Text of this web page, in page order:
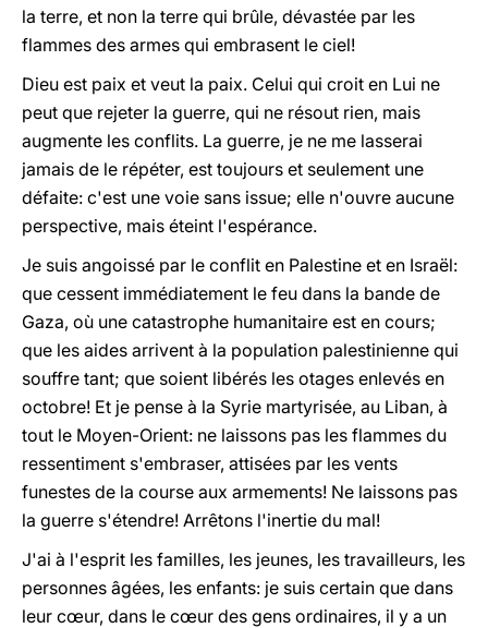
la terre, et non la terre qui brûle, dévastée par les
flammes des armes qui embrasent le ciel!
Dieu est paix et veut la paix. Celui qui croit en Lui ne
peut que rejeter la guerre, qui ne résout rien, mais
augmente les conflits. La guerre, je ne me lasserai
jamais de le répéter, est toujours et seulement une
défaite: c'est une voie sans issue; elle n'ouvre aucune
perspective, mais éteint l'espérance.
Je suis angoissé par le conflit en Palestine et en Israël:
que cessent immédiatement le feu dans la bande de
Gaza, où une catastrophe humanitaire est en cours;
que les aides arrivent à la population palestinienne qui
souffre tant; que soient libérés les otages enlevés en
octobre! Et je pense à la Syrie martyrisée, au Liban, à
tout le Moyen-Orient: ne laissons pas les flammes du
ressentiment s'embraser, attisées par les vents
funestes de la course aux armements! Ne laissons pas
la guerre s'étendre! Arrêtons l'inertie du mal!
J'ai à l'esprit les familles, les jeunes, les travailleurs, les
personnes âgées, les enfants: je suis certain que dans
leur cœur, dans le cœur des gens ordinaires, il y a un